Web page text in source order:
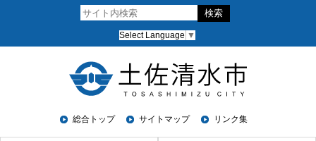
Select Language ▼
総合トップ サイトマップ リンク集